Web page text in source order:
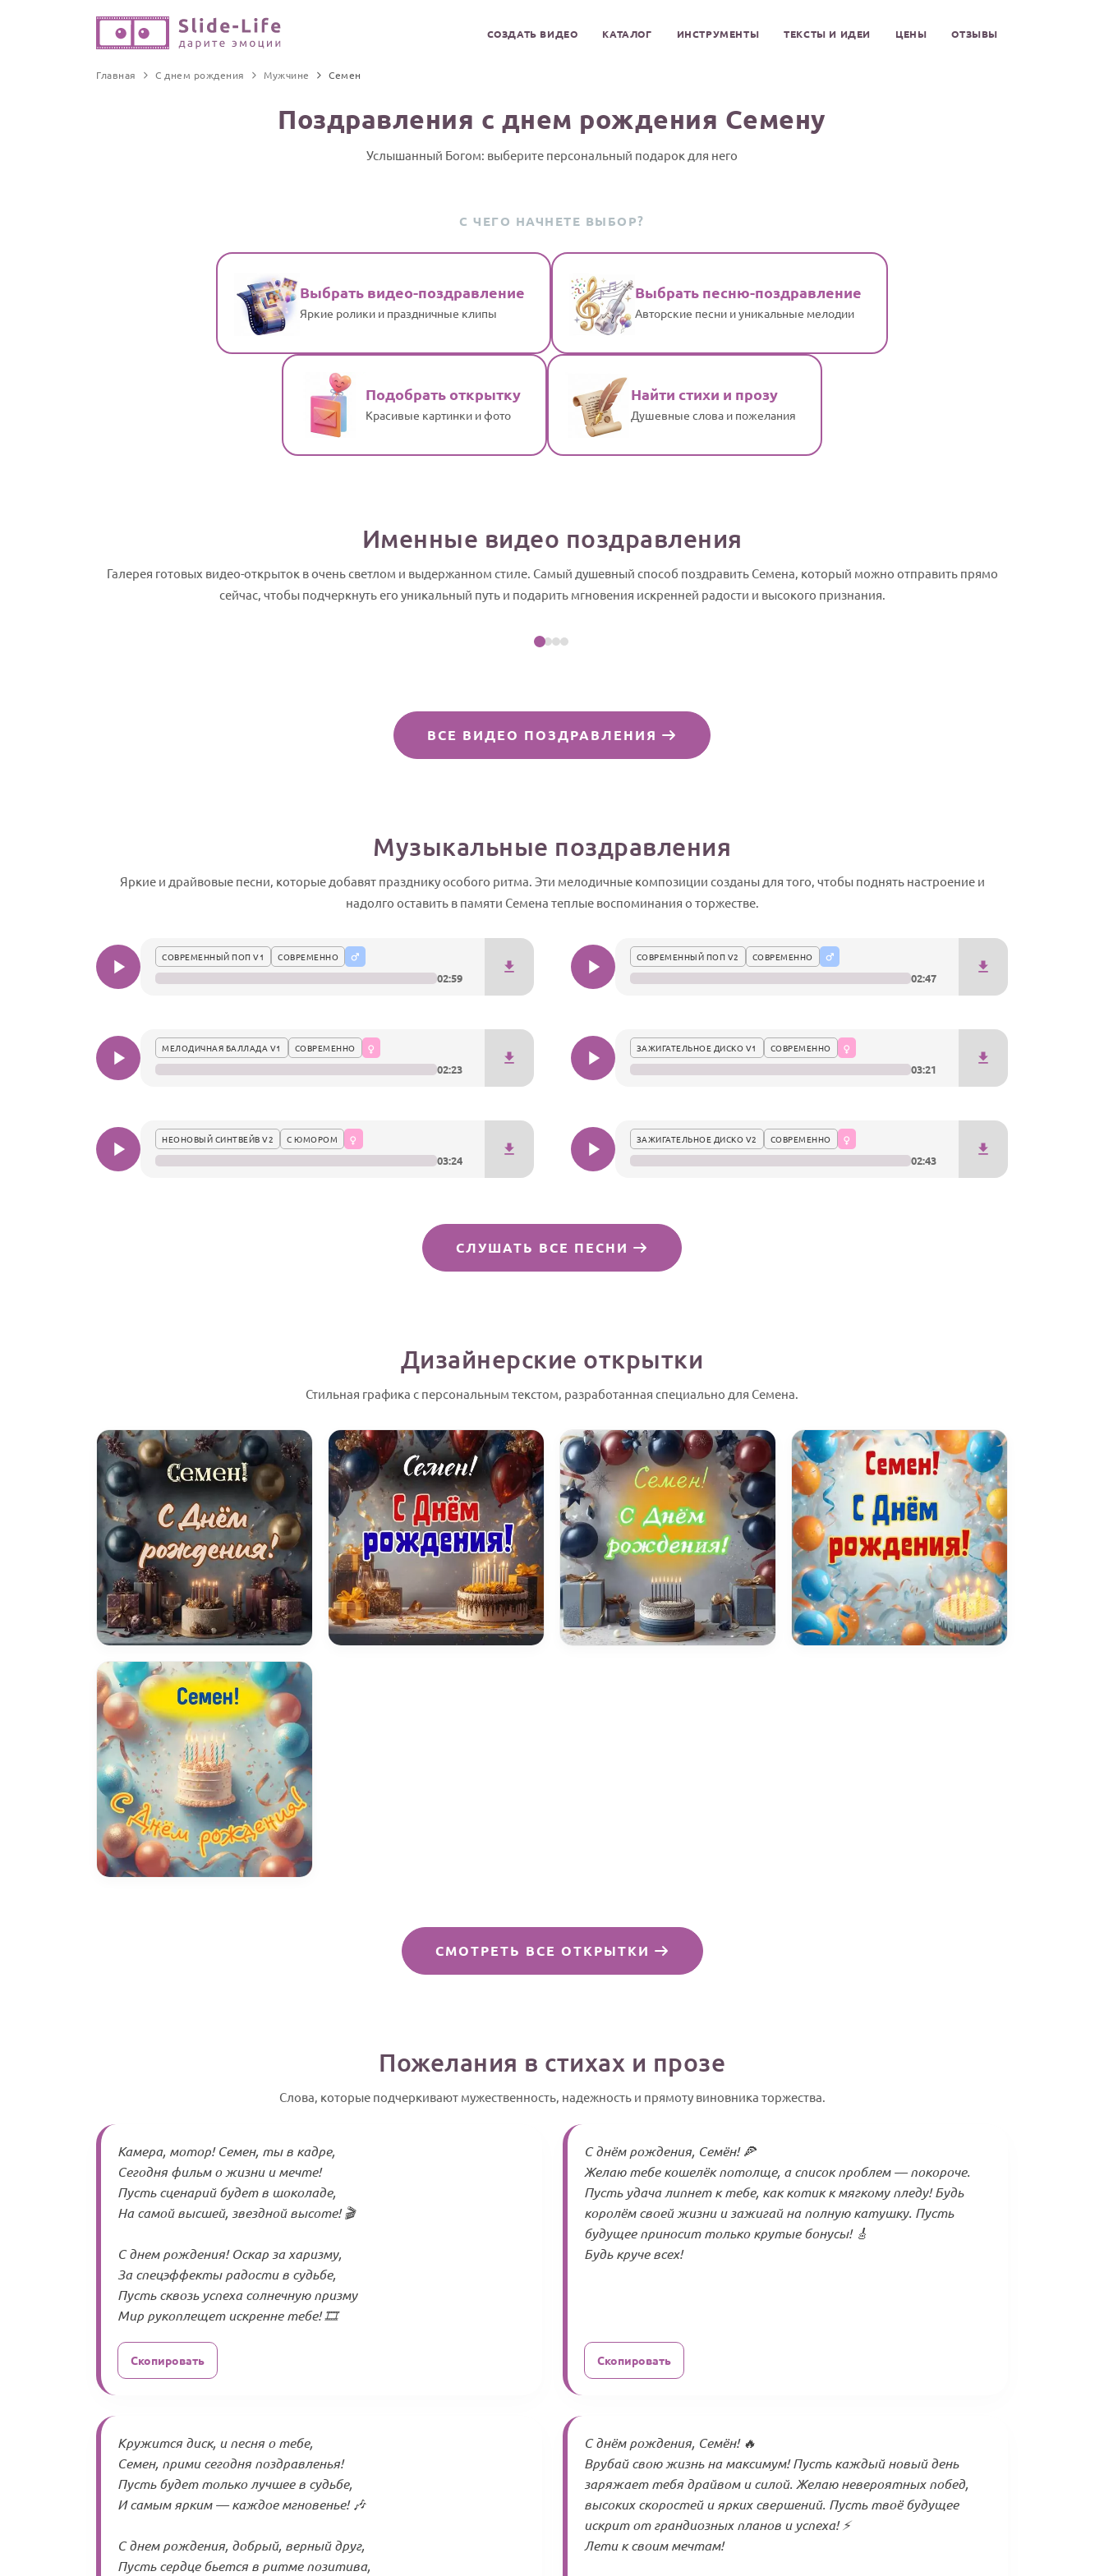
СОЗДАТЬ ВИДЕО КАТАЛОГ ИНСТРУМЕНТЫ ТЕКСТЫ И ИДЕИ ЦЕНЫ ОТЗЫВЫ
Главная С днем рождения Мужчине Семен
Поздравления с днем рождения Семену
Услышанный Богом: выберите персональный подарок для него
С ЧЕГО НАЧНЕТЕ ВЫБОР?
Выбрать видео-поздравление
Яркие ролики и праздничные клипы
Выбрать песню-поздравление
Авторские песни и уникальные мелодии
Подобрать открытку
Красивые картинки и фото
Найти стихи и прозу
Душевные слова и пожелания
Именные видео поздравления
Галерея готовых видео-открыток в очень светлом и выдержанном стиле. Самый душевный способ поздравить Семена, который можно отправить прямо
сейчас, чтобы подчеркнуть его уникальный путь и подарить мгновения искренней радости и высокого признания.
Посмотреть пример
ВСЕ ВИДЕО ПОЗДРАВЛЕНИЯ
Музыкальные поздравления
Яркие и драйвовые песни, которые добавят празднику особого ритма. Эти мелодичные композиции созданы для того, чтобы поднять настроение и
надолго оставить в памяти Семена теплые воспоминания о торжестве.
СОВРЕМЕННЫЙ ПОП V1 СОВРЕМЕННО
02:59
СОВРЕМЕННЫЙ ПОП V2 СОВРЕМЕННО
02:47
МЕЛОДИЧНАЯ БАЛЛАДА V1 СОВРЕМЕННО
02:23
ЗАЖИГАТЕЛЬНОЕ ДИСКО V1 СОВРЕМЕННО
03:21
НЕОНОВЫЙ СИНТВЕЙВ V2 С ЮМОРОМ
03:24
ЗАЖИГАТЕЛЬНОЕ ДИСКО V2 СОВРЕМЕННО
02:43
СЛУШАТЬ ВСЕ ПЕСНИ
Дизайнерские открытки
Стильная графика с персональным текстом, разработанная специально для Семена.
СМОТРЕТЬ ВСЕ ОТКРЫТКИ
Пожелания в стихах и прозе
Слова, которые подчеркивают мужественность, надежность и прямоту виновника торжества.
Камера, мотор! Семен, ты в кадре,
Сегодня фильм о жизни и мечте!
Пусть сценарий будет в шоколаде,
На самой высшей, звездной высоте! 🎬
С днем рождения! Оскар за харизму,
За спецэффекты радости в судьбе,
Пусть сквозь успеха солнечную призму
Мир рукоплещет искренне тебе! 🎞️
Скопировать
С днём рождения, Семён! 🍕
Желаю тебе кошелёк потолще, а список проблем — покороче.
Пусть удача липнет к тебе, как котик к мягкому пледу! Будь
королём своей жизни и зажигай на полную катушку. Пусть
будущее приносит только крутые бонусы! 🎸
Будь круче всех!
Скопировать
Кружится диск, и песня о тебе,
Семен, прими сегодня поздравленья!
Пусть будет только лучшее в судьбе,
И самым ярким — каждое мгновенье! 🎶
С днем рождения, добрый, верный друг,
Пусть сердце бьется в ритме позитива,
С днём рождения, Семён! 🔥
Врубай свою жизнь на максимум! Пусть каждый новый день
заряжает тебя драйвом и силой. Желаю невероятных побед,
высоких скоростей и ярких свершений. Пусть твоё будущее
искрит от грандиозных планов и успеха! ⚡
Лети к своим мечтам!